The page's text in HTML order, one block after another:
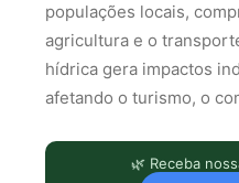
populações locais,
agricultura e o
hídrica gera impactos
afetando o turismo, o
🌿 Receba